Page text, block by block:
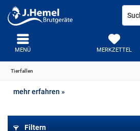
MERKZETTEL
MENÜ
Tierfallen
mehr erfahren »
Filtern